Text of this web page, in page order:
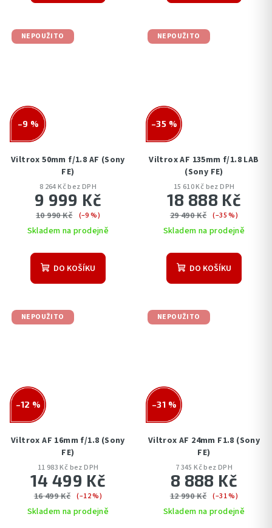
NEPOUŽITO
–9 %
Viltrox 50mm f/1.8 AF (Sony
FE)
8 264 Kč bez DPH
9 999 Kč
10 990 Kč (–9 %)
Skladem na prodejně
DO KOŠÍKU
NEPOUŽITO
–35 %
Viltrox AF 135mm f/1.8 LAB
(Sony FE)
15 610 Kč bez DPH
18 888 Kč
29 490 Kč (–35 %)
Skladem na prodejně
DO KOŠÍKU
NEPOUŽITO
–12 %
Viltrox AF 16mm f/1.8 (Sony
FE)
11 983 Kč bez DPH
14 499 Kč
16 499 Kč (–12 %)
Skladem na prodejně
NEPOUŽITO
–31 %
Viltrox AF 24mm F1.8 (Sony
FE)
7 345 Kč bez DPH
8 888 Kč
12 990 Kč (–31 %)
Skladem na prodejně